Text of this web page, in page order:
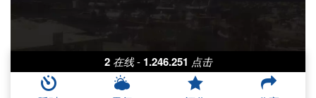
2 在线 - 1.246.251 点击